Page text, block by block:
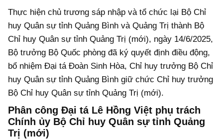
Thực hiện chủ trương sáp nhập và tổ chức lại Bộ Chỉ
huy Quân sự tỉnh Quảng Bình và Quảng Trị thành Bộ
Chỉ huy Quân sự tỉnh Quảng Trị (mới), ngày 14/6/2025,
Bộ trưởng Bộ Quốc phòng đã ký quyết định điều động,
bổ nhiệm Đại tá Đoàn Sinh Hòa, Chỉ huy trưởng Bộ Chỉ
huy Quân sự tỉnh Quảng Bình giữ chức Chỉ huy trưởng
Bộ Chỉ huy Quân sự tỉnh Quảng Trị (mới).
Phân công Đại tá Lê Hồng Việt phụ trách
Chính ủy Bộ Chỉ huy Quân sự tỉnh Quảng
Trị (mới)